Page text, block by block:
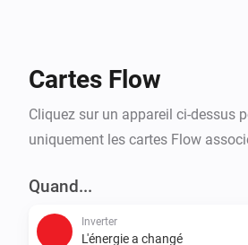
Cartes Flow
Cliquez sur un appareil ci-dessus
uniquement les cartes Flow
Quand...
Inverter
L'énergie a changé